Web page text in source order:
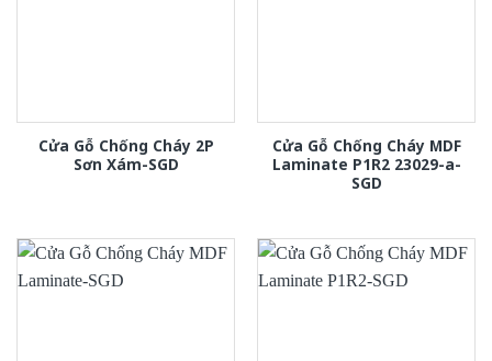
Cửa Gỗ Chống Cháy 2P
Sơn Xám-SGD
Cửa Gỗ Chống Cháy MDF
Laminate P1R2 23029-a-
SGD